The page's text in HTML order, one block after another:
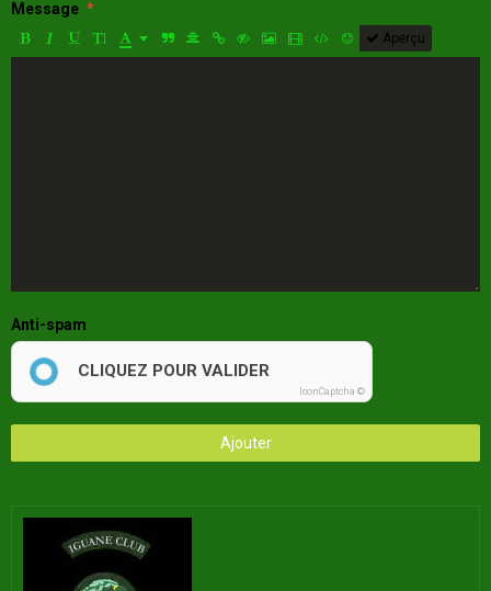
Message
Aperçu
Anti-spam
CLIQUEZ POUR VALIDER
IconCaptcha ©
Ajouter